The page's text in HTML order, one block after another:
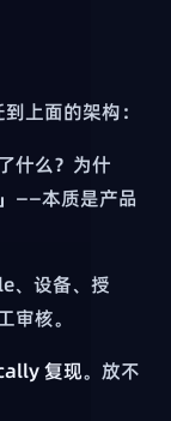
上面的架构：
什么？为什
——本质是产品
、设备、授
核。
复现。放不